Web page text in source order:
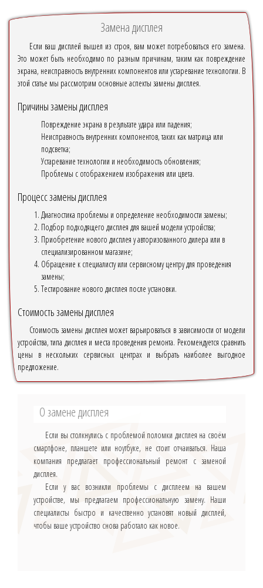
Замена дисплея
Если ваш дисплей вышел из строя, вам может потребоваться его замена.
Это может быть необходимо по разным причинам, таким как повреждение
экрана, неисправность внутренних компонентов или устаревание технологии. В
этой статье мы рассмотрим основные аспекты замены дисплея.
Причины замены дисплея
Повреждение экрана в результате удара или падения;
Неисправность внутренних компонентов, таких как матрица или
подсветка;
Устаревание технологии и необходимость обновления;
Проблемы с отображением изображения или цвета.
Процесс замены дисплея
Диагностика проблемы и определение необходимости замены;
Подбор подходящего дисплея для вашей модели устройства;
Приобретение нового дисплея у авторизованного дилера или в
специализированном магазине;
Обращение к специалисту или сервисному центру для проведения
замены;
Тестирование нового дисплея после установки.
Стоимость замены дисплея
Стоимость замены дисплея может варьироваться в зависимости от модели
устройства, типа дисплея и места проведения ремонта. Рекомендуется сравнить
цены в нескольких сервисных центрах и выбрать наиболее выгодное
предложение.
О замене дисплея
Если вы столкнулись с проблемой поломки дисплея на своём
смартфоне, планшете или ноутбуке, не стоит отчаиваться. Наша
компания предлагает профессиональный ремонт с заменой
дисплея.
Если у вас возникли проблемы с дисплеем на вашем
устройстве, мы предлагаем профессиональную замену. Наши
специалисты быстро и качественно установят новый дисплей,
чтобы ваше устройство снова работало как новое.